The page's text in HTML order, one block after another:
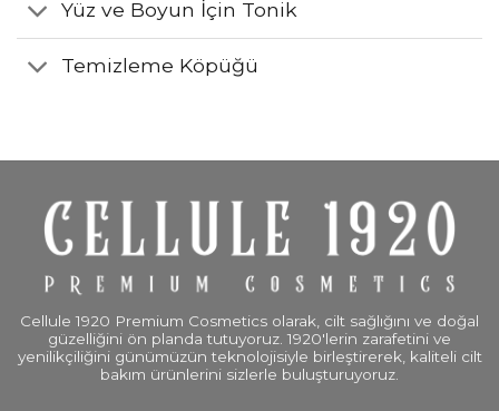
Yüz ve Boyun İçin Tonik
Temizleme Köpüğü
Cellule 1920 Premium Cosmetics olarak, cilt sağlığını ve doğal
güzelliğini ön planda tutuyoruz. 1920'lerin zarafetini ve
yenilikçiliğini günümüzün teknolojisiyle birleştirerek, kaliteli cilt
bakım ürünlerini sizlerle buluşturuyoruz.